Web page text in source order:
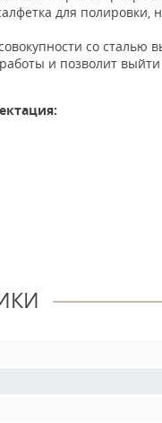
для полировки,
со сталью
и позволит